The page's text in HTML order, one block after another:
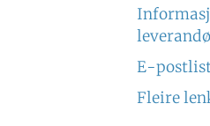
E-
Fleire